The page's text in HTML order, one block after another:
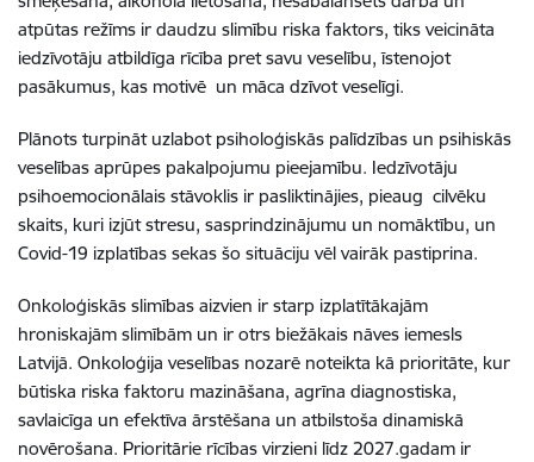
atpūtas režīms ir daudzu slimību riska faktors, tiks veicināta
iedzīvotāju atbildīga rīcība pret savu veselību, īstenojot
pasākumus, kas motivē un māca dzīvot veselīgi.
Plānots turpināt uzlabot psiholoģiskās palīdzības un psihiskās
veselības aprūpes pakalpojumu pieejamību. Iedzīvotāju
psihoemocionālais stāvoklis ir pasliktinājies, pieaug cilvēku
skaits, kuri izjūt stresu, sasprindzinājumu un nomāktību, un
Covid-19 izplatības sekas šo situāciju vēl vairāk pastiprina.
Onkoloģiskās slimības aizvien ir starp izplatītākajām
hroniskajām slimībām un ir otrs biežākais nāves iemesls
Latvijā. Onkoloģija veselības nozarē noteikta kā prioritāte, kur
būtiska riska faktoru mazināšana, agrīna diagnostiska,
savlaicīga un efektīva ārstēšana un atbilstoša dinamiskā
novērošana. Prioritārie rīcības virzieni līdz 2027.gadam ir